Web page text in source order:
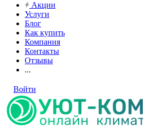
Акции
Услуги
Блог
Как купить
Компания
Контакты
Отзывы
...
Войти